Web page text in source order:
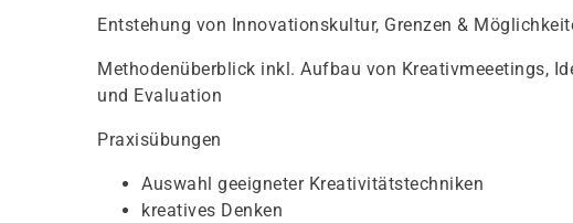
Entstehung von Innovationskultur, Grenzen &
Methodenüberblick inkl. Aufbau von Kreativmeeetings,
und Evaluation
Praxisübungen
Auswahl geeigneter Kreativitätstechniken
kreatives Denken